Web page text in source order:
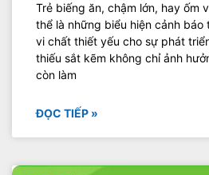
Trẻ biếng ăn, chậm lớn, hay ốm
thể là những biểu hiện cảnh báo
vi chất thiết yếu cho sự phát
thiếu sắt kẽm không chỉ ảnh
còn làm
ĐỌC TIẾP »